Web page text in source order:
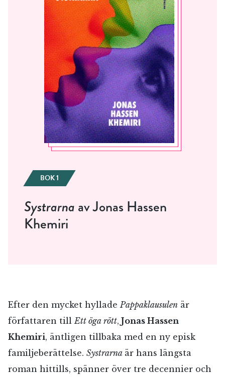
BOK 1
Systrarnaav Jonas Hassen
Khemiri
Efter den mycket hylladePappaklausulen är
författaren tillEtt öga rött, Jonas Hassen
Khemiri, äntligen tillbaka med en ny episk
familjeberättelse. Systrarna är hans längsta
roman hittills, spänner över tre decennier och